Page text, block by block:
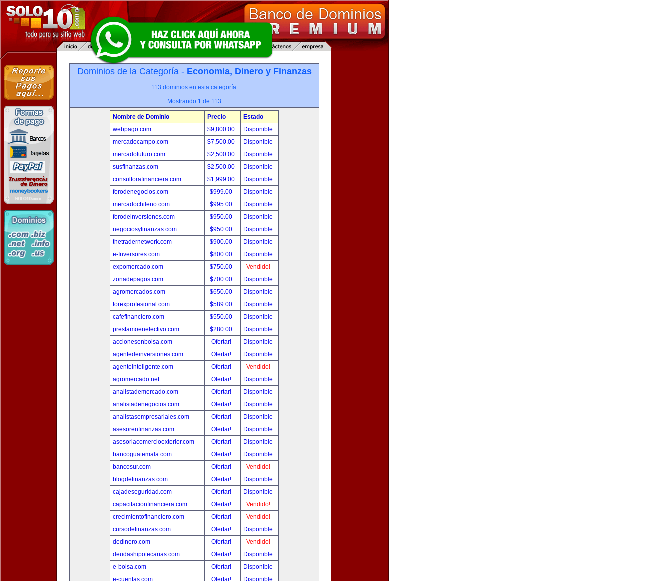
Dominios de la Categoría - Economia, Dinero y Finanzas
113 dominios en esta categoría.
Mostrando 1 de 113
Nombre de Dominio Precio
Estado
webpago.com
$9,800.00
Disponible
mercadocampo.com
$7,500.00
Disponible
mercadofuturo.com
$2,500.00
Disponible
susfinanzas.com
$2,500.00
Disponible
consultorafinanciera.com
$1,999.00
Disponible
forodenegocios.com
$999.00
Disponible
mercadochileno.com
$995.00
Disponible
forodeinversiones.com
$950.00
Disponible
negociosyfinanzas.com
$950.00
Disponible
thetradernetwork.com
$900.00
Disponible
e-Inversores.com
$800.00
Disponible
expomercado.com
$750.00
Vendido!
zonadepagos.com
$700.00
Disponible
agromercados.com
$650.00
Disponible
forexprofesional.com
$589.00
Disponible
cafefinanciero.com
$550.00
Disponible
prestamoenefectivo.com
$280.00
Disponible
accionesenbolsa.com
Ofertar!
Disponible
agentedeinversiones.com
Ofertar!
Disponible
agenteinteligente.com
Ofertar!
Vendido!
agromercado.net
Ofertar!
Disponible
analistademercado.com
Ofertar!
Disponible
analistadenegocios.com
Ofertar!
Disponible
analistasempresariales.com
Ofertar!
Disponible
asesorenfinanzas.com
Ofertar!
Disponible
asesoriacomercioexterior.com
Ofertar!
Disponible
bancoguatemala.com
Ofertar!
Disponible
bancosur.com
Ofertar!
Vendido!
blogdefinanzas.com
Ofertar!
Disponible
cajadeseguridad.com
Ofertar!
Disponible
capacitacionfinanciera.com
Ofertar!
Vendido!
crecimientofinanciero.com
Ofertar!
Vendido!
cursodefinanzas.com
Ofertar!
Disponible
dedinero.com
Ofertar!
Vendido!
deudashipotecarias.com
Ofertar!
Disponible
e-bolsa.com
Ofertar!
Disponible
e-cuentas.com
Ofertar!
Disponible